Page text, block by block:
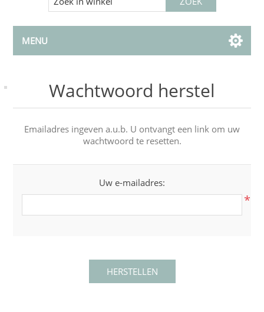
MENU
Wachtwoord herstel
Emailadres ingeven a.u.b. U ontvangt een link om uw
wachtwoord te resetten.
Uw e-mailadres:
*